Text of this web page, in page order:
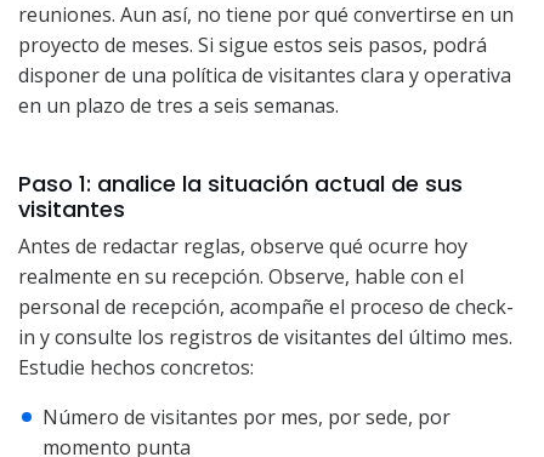
reuniones. Aun así, no tiene por qué convertirse en un
proyecto de meses. Si sigue estos seis pasos, podrá
disponer de una política de visitantes clara y operativa
en un plazo de tres a seis semanas.
Paso 1: analice la situación actual de sus
visitantes
Antes de redactar reglas, observe qué ocurre hoy
realmente en su recepción. Observe, hable con el
personal de recepción, acompañe el proceso de check-
in y consulte los registros de visitantes del último mes.
Estudie hechos concretos:
Número de visitantes por mes, por sede, por
momento punta